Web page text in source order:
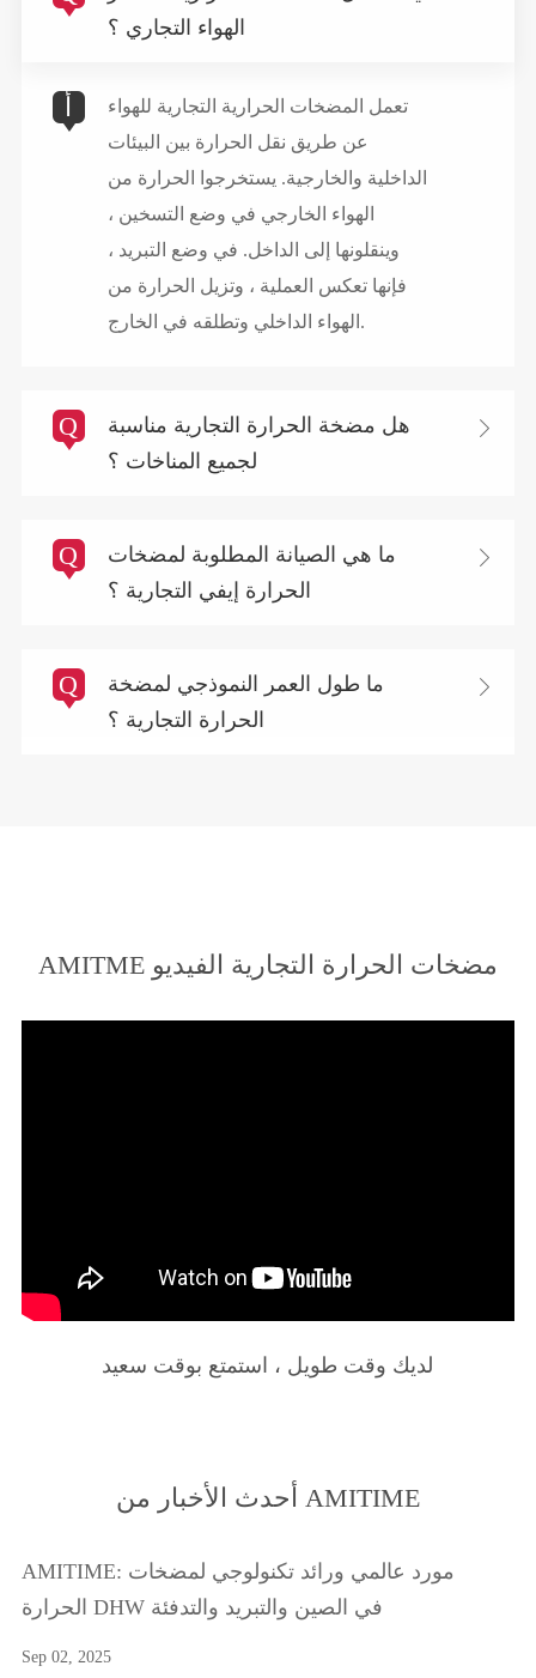
الهواء التجاري ؟
أ
تعمل المضخات الحرارية التجارية للهواء
عن طريق نقل الحرارة بين البيئات
الداخلية والخارجية. يستخرجوا الحرارة من
الهواء الخارجي في وضع التسخين ،
وينقلونها إلى الداخل. في وضع التبريد ،
فإنها تعكس العملية ، وتزيل الحرارة من
الهواء الداخلي وتطلقه في الخارج.
Q
هل مضخة الحرارة التجارية مناسبة
لجميع المناخات ؟

Q
ما هي الصيانة المطلوبة لمضخات
الحرارة إيفي التجارية ؟

Q
ما طول العمر النموذجي لمضخة
الحرارة التجارية ؟

AMITME مضخات الحرارة التجارية الفيديو
لديك وقت طويل ، استمتع بوقت سعيد
أحدث الأخبار من AMITIME
AMITIME: مورد عالمي ورائد تكنولوجي لمضخات
الحرارة DHW في الصين والتبريد والتدفئة
Sep 02, 2025